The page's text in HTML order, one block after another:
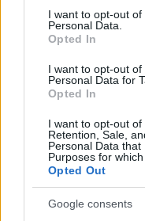
consent section.
I want to opt-out
Personal Data.
Opted In
I want to opt-out
Personal Data for
Opted In
I want to opt-out of
Retention, Sale,
Personal Data
Purposes for
Opted Out
Google consents
nélkül, a fényérzékeny
és azt megvilágítva
Ingres hegedűjea
Monparnasse (Alice
meztelen hátán
láthatók. (Jean
klasszicista festő
könyve szerint a
is többre becsülte.)